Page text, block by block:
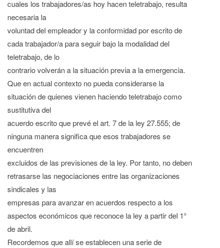
cuales los trabajadores/as hoy hacen teletrabajo, resulta
necesaria la
voluntad del empleador y la conformidad por escrito de
cada trabajador/a para seguir bajo la modalidad del
teletrabajo, de lo
contrario volverán a la situación previa a la emergencia.
Que en actual contexto no pueda considerarse la
situación de quienes vienen haciendo teletrabajo como
sustitutiva del
acuerdo escrito que prevé el art. 7 de la ley 27.555; de
ninguna manera significa que esos trabajadores se
encuentren
excluidos de las previsiones de la ley. Por tanto, no deben
retrasarse las negociaciones entre las organizaciones
sindicales y las
empresas para avanzar en acuerdos respecto a los
aspectos económicos que reconoce la ley a partir del 1°
de abril.
Recordemos que allí se establecen una serie de